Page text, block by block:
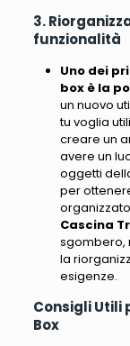
3.
funzionalità
Uno dei
box è la
un nuovo
tu voglia
creare un
avere un
oggetti
per
Cascina
sgombero,
la
esigenze.
Consigli Utili
Box